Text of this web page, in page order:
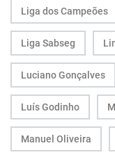
Liga dos Campeões
Liga Sabseg
Luciano Gonçalves
Luís Godinho
Manuel Oliveira